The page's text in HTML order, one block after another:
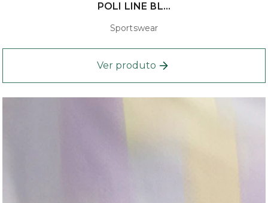
POLI LINE BL...
Sportswear
Ver produto